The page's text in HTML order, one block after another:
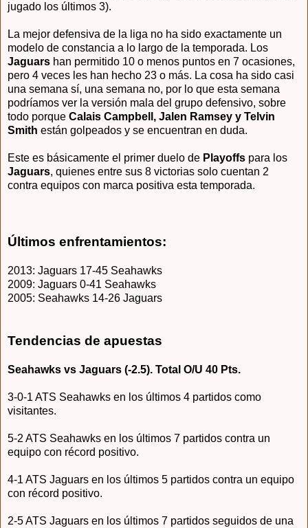
jugado los últimos 3).
La mejor defensiva de la liga no ha sido exactamente un
modelo de constancia a lo largo de la temporada. Los
Jaguars han permitido 10 o menos puntos en 7 ocasiones,
pero 4 veces les han hecho 23 o más. La cosa ha sido casi
una semana sí, una semana no, por lo que esta semana
podríamos ver la versión mala del grupo defensivo, sobre
todo porque Calais Campbell, Jalen Ramsey y Telvin
Smith están golpeados y se encuentran en duda.
Este es básicamente el primer duelo de Playoffs para los
Jaguars, quienes entre sus 8 victorias solo cuentan 2
contra equipos con marca positiva esta temporada.
Últimos enfrentamientos:
2013: Jaguars 17-45 Seahawks
2009: Jaguars 0-41 Seahawks
2005: Seahawks 14-26 Jaguars
Tendencias de apuestas
Seahawks vs Jaguars (-2.5). Total O/U 40 Pts.
3-0-1 ATS Seahawks en los últimos 4 partidos como
visitantes.
5-2 ATS Seahawks en los últimos 7 partidos contra un
equipo con récord positivo.
4-1 ATS Jaguars en los últimos 5 partidos contra un equipo
con récord positivo.
2-5 ATS Jaguars en los últimos 7 partidos seguidos de una